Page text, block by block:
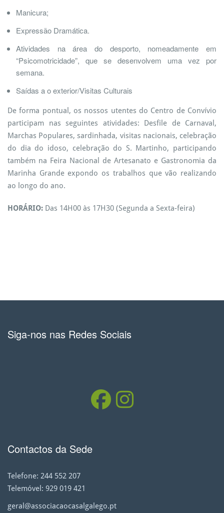
Manicura;
Expressão Dramática.
Atividades na área do desporto, nomeadamente em
“Psicomotricidade”, que se desenvolvem uma vez por
semana.
Saídas a o exterior/Visitas Culturais
De forma pontual, os nossos utentes do Centro de Convívio
participam nas seguintes atividades: Desfile de Carnaval,
Marchas Populares, sardinhada, visitas nacionais, celebração
do dia do idoso, celebração do S. Martinho, participando
também na Feira Nacional de Artesanato e Gastronomia da
Marinha Grande expondo os trabalhos que vão realizando
ao longo do ano.
HORÁRIO: Das 14H00 às 17H30 (Segunda a Sexta-feira)
Siga-nos nas Redes Sociais
Contactos da Sede
Telefone: 244 552 207
Telemóvel: 929 019 421
geral@associacaocasalgalego.pt